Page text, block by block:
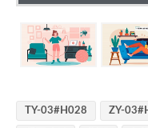
TY-03#H028 ZY-